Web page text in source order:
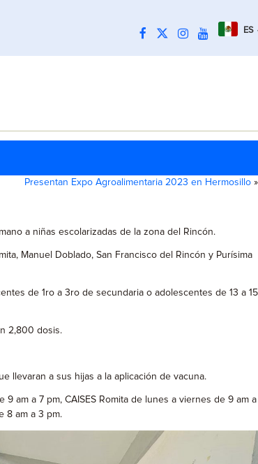
ES
Presentan Expo Agroalimentaria 2023 en Hermosillo »
a niñas escolarizadas de la zona del Rincón.
Manuel Doblado, San Francisco del Rincón y Purísima
de 1ro a 3ro de secundaria o adolescentes de 13 a 15
2,800 dosis.
llevaran a sus hijas a la aplicación de vacuna.
am a 7 pm, CAISES Romita de lunes a viernes de 9 am a
8 am a 3 pm.